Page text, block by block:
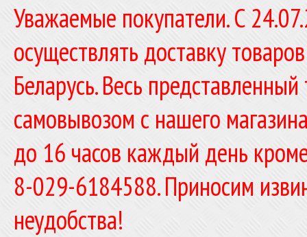
Уважаемые покупатели. C
осуществлять доставку
Беларусь. Весь
самовывозом с нашего
до 16 часов каждый день
8-029-6184588. Приносим
неудобства!